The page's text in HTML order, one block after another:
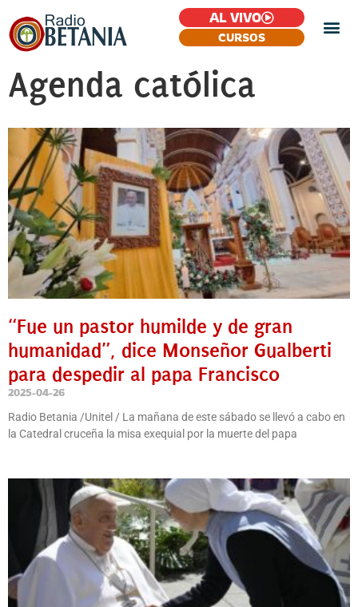
AL VIVO
CURSOS
Agenda católica
“Fue un pastor humilde y de gran
humanidad”, dice Monseñor Gualberti
para despedir al papa Francisco
2025-04-26
Radio Betania /Unitel / La mañana de este sábado se llevó a cabo en
la Catedral cruceña la misa exequial por la muerte del papa